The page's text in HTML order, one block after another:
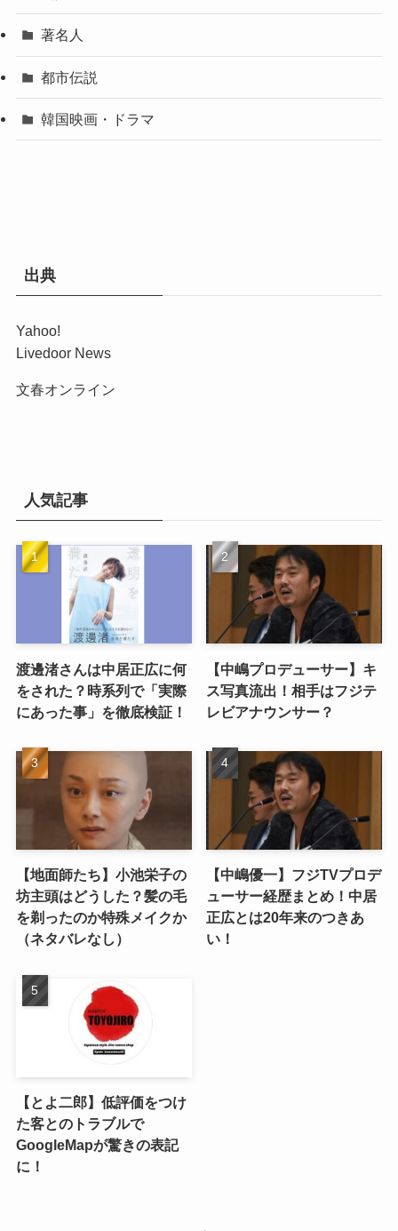
著名人
都市伝説
韓国映画・ドラマ
出典
Yahoo!
Livedoor News
文春オンライン
人気記事
渡邊渚さんは中居正広に何
をされた？時系列で「実際
にあった事」を徹底検証！
【中嶋プロデューサー】キ
ス写真流出！相手はフジテ
レビアナウンサー？
【地面師たち】小池栄子の
坊主頭はどうした？髪の毛
を剃ったのか特殊メイクか
（ネタバレなし）
【中嶋優一】フジTVプロデ
ューサー経歴まとめ！中居
正広とは20年来のつきあ
い！
【とよ二郎】低評価をつけ
た客とのトラブルで
GoogleMapが驚きの表記
に！